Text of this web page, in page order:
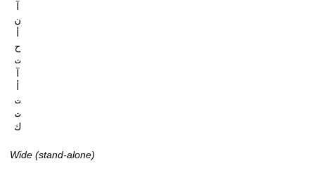
آ
ن
أ
ح
ت
آ
أ
ت
ت
ك
Wide (stand-alone)